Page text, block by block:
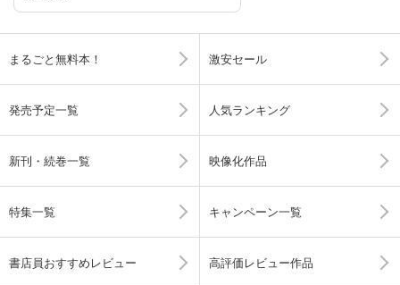
まるごと無料本！ 激安セール
発売予定一覧 人気ランキング
新刊・続巻一覧 映像化作品
特集一覧 キャンペーン一覧
書店員おすすめレビュー 高評価レビュー作品